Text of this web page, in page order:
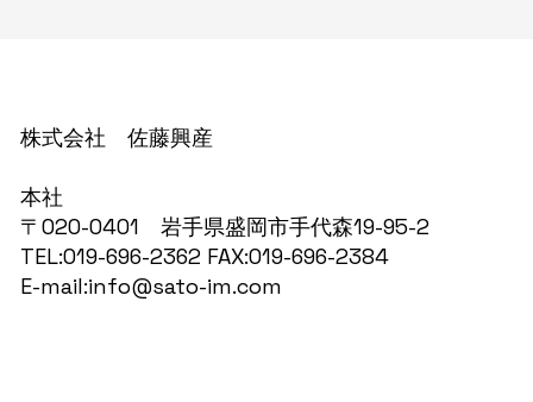
株式会社 佐藤興産
​本社
〒020-0401 岩手県盛岡市手代森19-95-2
TEL:019-696-2362 FAX:019-696-2384
E-mail:info@sato-im.com